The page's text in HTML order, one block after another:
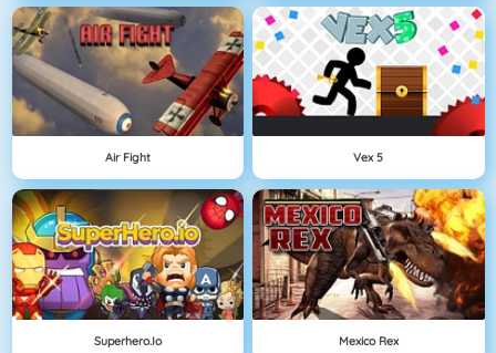
Air Fight Vex 5
Superhero.io Mexico Rex